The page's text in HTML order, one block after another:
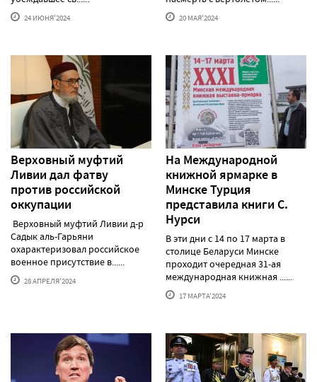
24 ИЮНЯ'2024 20 МАЯ'2024
Верховный муфтий
Ливии дал фатву
против российской
оккупации
Верховный муфтий Ливии д-р
Садык аль-Гарьяни
охарактеризовал российское
военное присутствие в......
28 АПРЕЛЯ'2024
На Международной
книжной ярмарке в
Минске Турция
представила книги С.
Нурси
В эти дни с 14 по 17 марта в
столице Беларуси Минске
проходит очередная 31-ая
международная книжная ......
17 МАРТА'2024